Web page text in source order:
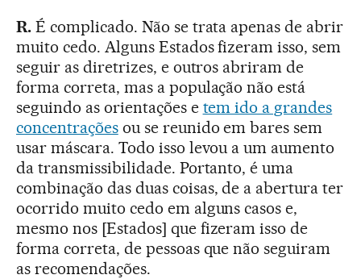
R.É complicado. Não se trata apenas de abrir
muito cedo. Alguns Estados fizeram isso, sem
seguir as diretrizes, e outros abriram de
forma correta, mas a população não está
seguindo as orientações e tem ido a grandes
concentraçõesou se reunido em bares sem
usar máscara. Todo isso levou a um aumento
da transmissibilidade. Portanto, é uma
combinação das duas coisas, de a abertura ter
ocorrido muito cedo em alguns casos e,
mesmo nos [Estados] que fizeram isso de
forma correta, de pessoas que não seguiram
as recomendações.